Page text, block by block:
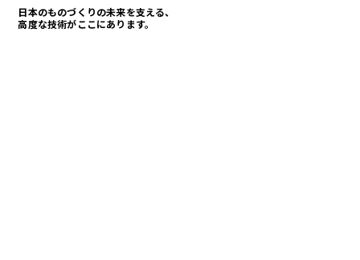
日本のものづくりの未来を支える、
高度な技術がここにあります。